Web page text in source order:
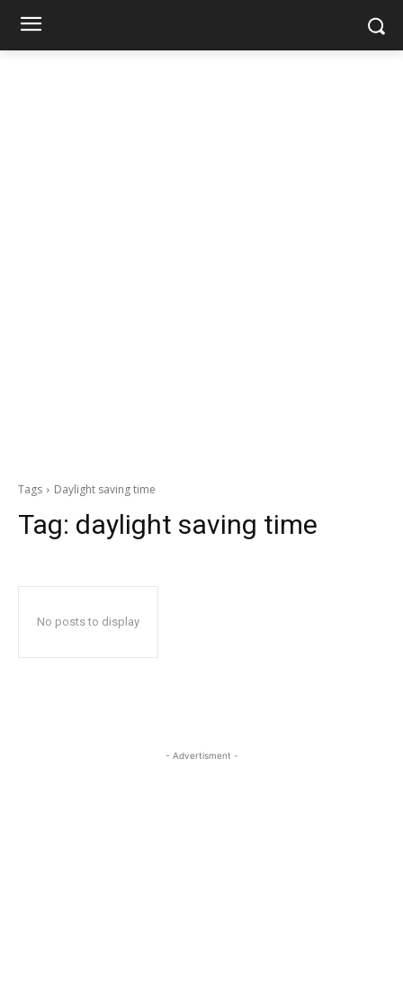
Tags Daylight saving time
Tag: daylight saving time
No posts to display
- Advertisment -